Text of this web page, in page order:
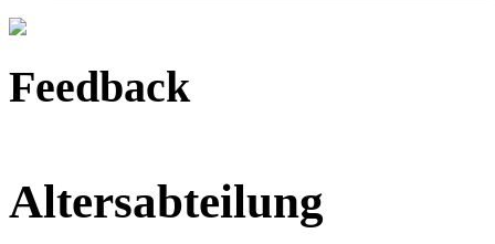
Feedback
Altersabteilung